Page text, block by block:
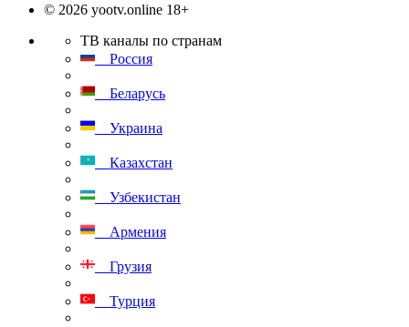
© 2026 yootv.online 18+
ТВ каналы по странам
Россия
Беларусь
Украина
Казахстан
Узбекистан
Армения
Грузия
Турция